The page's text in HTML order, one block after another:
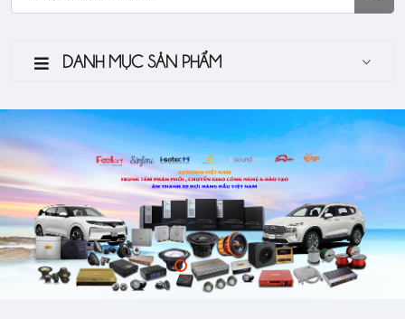
DANH MỤC SẢN PHẨM